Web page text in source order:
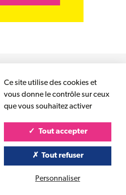
Ce site utilise des cookies et
vous donne le contrôle sur ceux
que vous souhaitez activer
Tout accepter
Tout refuser
Personnaliser